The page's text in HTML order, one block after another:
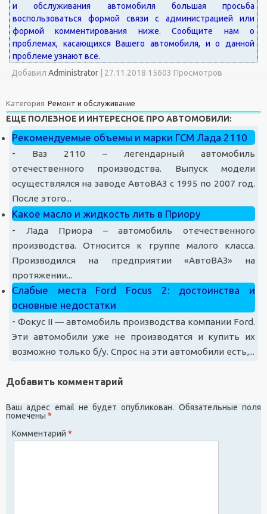
Добавил Administrator 27.11.2018 15603 Просмотров
Категория Ремонт и обслуживание
ЕЩЕ ПОЛЕЗНОЕ И ИНТЕРЕСНОЕ ПРО АВТОМОБИЛИ:
Рекомендуемые объемы и марки ГСМ Лада 2110
-
Ваз 2110 – легендарный автомобиль
отечественного производства. Выпуск модели
осуществлялся на заводе АвтоВАЗ с 1995 по 2007 год.
После этого...
Какое масло и жидкость лить в Приору
-
Лада Приора – автомобиль отечественного
производства. Относится к группе малого класса.
Производился на предприятии «АвтоВАЗ» на
протяжении...
Слабые места Ford Focus 2: достоинства и
основные недостатки
- Фокус II — автомобиль производства компании Ford.
Эти автомобили уже не производятся и купить их
возможно только б/у. Спрос на эти автомобили есть,...
Добавить комментарий
Ваш адрес email не будет опубликован. Обязательные поля
помечены *
Комментарий *